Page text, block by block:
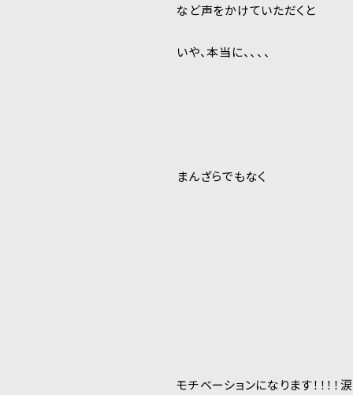
など声をかけていただくと
いや、本当に、、、、
まんざらでもなく
モチベーションになります！！！！涙